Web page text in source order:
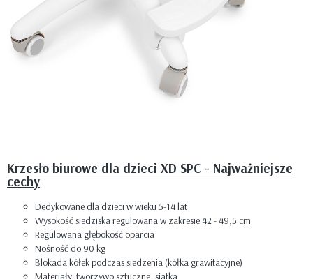
Krzesło biurowe dla dzieci XD SPC - Najważniejsze
cechy
Dedykowane dla dzieci w wieku 5-14 lat
Wysokość siedziska regulowana w zakresie 42 - 49,5 cm
Regulowana głębokość oparcia
Nośność do 90 kg
Blokada kółek podczas siedzenia (kółka grawitacyjne)
Materiały: tworzywo sztuczne, siatka